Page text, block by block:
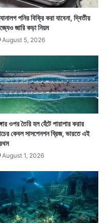
ওই তরুণী যখন ৫ মাসের
এতটাই অবনতি হয় যে
পনির বিক্রি করা যাবেনা, দ্বিতীয়
জারি কড়া নিয়ম
August 5, 2026
ওপর তৈরি হল হেঁটে পারাপার করার
কেবল সাসপেনশন ব্রিজ, ভারতে এই
August 1, 2026